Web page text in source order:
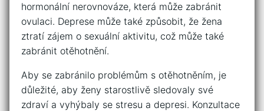
hormonální nerovnováze, která může zabránit
ovulaci. Deprese může také způsobit, že žena
ztratí zájem o sexuální aktivitu, což může také
zabránit otěhotnění.
Aby se zabránilo problémům s otěhotněním, je
důležité, aby ženy starostlivě sledovaly své
zdraví a vyhýbaly se stresu a depresi. Konzultace